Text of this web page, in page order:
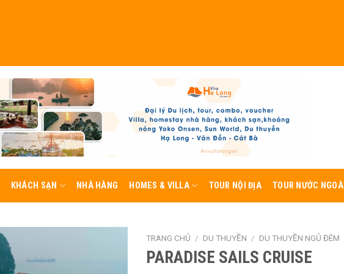
KHÁCH SẠN NHÀ HÀNG HOMES & VILLA TOUR NỘI ĐỊA TOUR NƯỚC NGOÀI
TRANG CHỦ / DU THUYỀN / DU THUYỀN NGỦ ĐÊM
PARADISE SAILS CRUISE